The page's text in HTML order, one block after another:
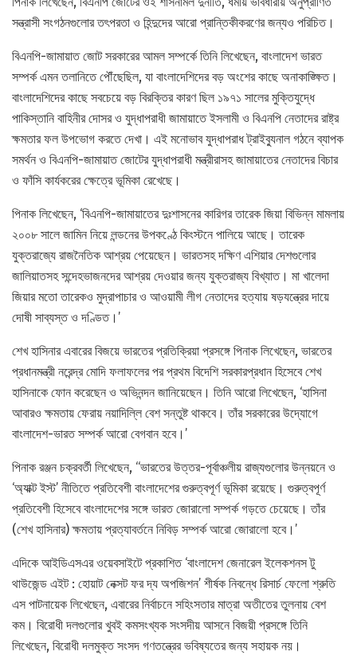
সন্ত্রাসী সংগঠনগুলোর তৎপরতা ও হিন্দুদের আরো প্রান্তিকীকরণের জন্যও পরিচিত।
বিএনপি-জামায়াত জোট সরকারের আমল সম্পর্কে তিনি লিখেছেন, বাংলাদেশ ভারত
সম্পর্ক এমন তলানিতে পৌঁছেছিল, যা বাংলাদেশিদের বড় অংশের কাছে অনাকাঙ্ক্ষিত।
বাংলাদেশিদের কাছে সবচেয়ে বড় বিরক্তির কারণ ছিল ১৯৭১ সালের মুক্তিযুদ্ধে
পাকিস্তানি বাহিনীর দোসর ও যুদ্ধাপরাধী জামায়াতে ইসলামী ও বিএনপি নেতাদের রাষ্ট্র
ক্ষমতার ফল উপভোগ করতে দেখা। এই মনোভাব যুদ্ধাপরাধ ট্রাইব্যুনাল গঠনে ব্যাপক
সমর্থন ও বিএনপি-জামায়াত জোটের যুদ্ধাপরাধী মন্ত্রীরাসহ জামায়াতের নেতাদের বিচার
ও ফাঁসি কার্যকরের ক্ষেত্রে ভূমিকা রেখেছে।
পিনাক লিখেছেন, ‘বিএনপি-জামায়াতের দুঃশাসনের কারিগর তারেক জিয়া বিভিন্ন মামলায়
২০০৮ সালে জামিন নিয়ে লন্ডনের উপকণ্ঠে কিংস্টনে পালিয়ে আছে। তারেক
যুক্তরাজ্যে রাজনৈতিক আশ্রয় পেয়েছেন। ভারতসহ দক্ষিণ এশিয়ার দেশগুলোর
জালিয়াতসহ সন্দেহভাজনদের আশ্রয় দেওয়ার জন্য যুক্তরাজ্য বিখ্যাত। মা খালেদা
জিয়ার মতো তারেকও মুদ্রাপাচার ও আওয়ামী লীগ নেতাদের হত্যায় ষড়যন্ত্রের দায়ে
দোষী সাব্যস্ত ও দণ্ডিত।’
শেখ হাসিনার এবারের বিজয়ে ভারতের প্রতিক্রিয়া প্রসঙ্গে পিনাক লিখেছেন, ভারতের
প্রধানমন্ত্রী নরেন্দ্র মোদি ফলাফলের পর প্রথম বিদেশি সরকারপ্রধান হিসেবে শেখ
হাসিনাকে ফোন করেছেন ও অভিনন্দন জানিয়েছেন। তিনি আরো লিখেছেন, ‘হাসিনা
আবারও ক্ষমতায় ফেরায় নয়াদিল্লি বেশ সন্তুষ্ট থাকবে। তাঁর সরকারের উদ্যোগে
বাংলাদেশ-ভারত সম্পর্ক আরো বেগবান হবে।’
পিনাক রঞ্জন চক্রবর্তী লিখেছেন, ‘‘ভারতের উত্তর-পূর্বাঞ্চলীয় রাজ্যগুলোর উন্নয়নে ও
‘অ্যাক্ট ইস্ট’ নীতিতে প্রতিবেশী বাংলাদেশের গুরুত্বপূর্ণ ভূমিকা রয়েছে। গুরুত্বপূর্ণ
প্রতিবেশী হিসেবে বাংলাদেশের সঙ্গে ভারত জোরালো সম্পর্ক গড়তে চেয়েছে। তাঁর
(শেখ হাসিনার) ক্ষমতায় প্রত্যাবর্তনে নিবিড় সম্পর্ক আরো জোরালো হবে।’
এদিকে আইডিএসএর ওয়েবসাইটে প্রকাশিত ‘বাংলাদেশ জেনারেল ইলেকশনস টু
থাউজেন্ড এইট : হোয়াট নেক্সট ফর দ্য অপজিশন’ শীর্ষক নিবন্ধে রিসার্চ ফেলো শ্রুতি
এস পাটনায়েক লিখেছেন, এবারের নির্বাচনে সহিংসতার মাত্রা অতীতের তুলনায় বেশ
কম। বিরোধী দলগুলোর খুবই কমসংখ্যক সংসদীয় আসনে বিজয়ী প্রসঙ্গে তিনি
লিখেছেন, বিরোধী দলমুক্ত সংসদ গণতন্ত্রের ভবিষ্যতের জন্য সহায়ক নয়।